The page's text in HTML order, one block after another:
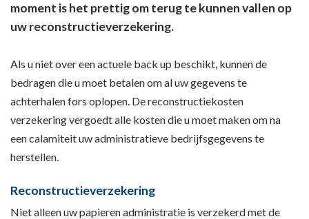
moment is het prettig om terug te kunnen vallen op
uw reconstructieverzekering.
Als u niet over een actuele back up beschikt, kunnen de
bedragen die u moet betalen om al uw gegevens te
achterhalen fors oplopen. De reconstructiekosten
verzekering vergoedt alle kosten die u moet maken om na
een calamiteit uw administratieve bedrijfsgegevens te
herstellen.
Reconstructieverzekering
Niet alleen uw papieren administratie is verzekerd met de